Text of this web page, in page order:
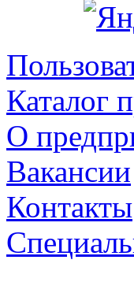
Каталог
О
Вакансии
Контакты